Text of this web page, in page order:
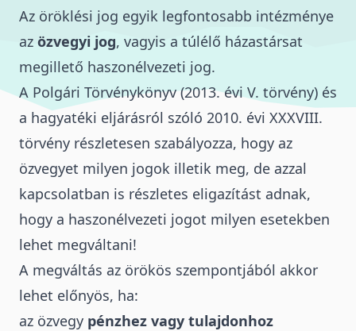
Az öröklési jog egyik legfontosabb intézménye
az özvegyi jog, vagyis a túlélő házastársat
megillető haszonélvezeti jog.
A Polgári Törvénykönyv (2013. évi V. törvény) és
a hagyatéki eljárásról szóló 2010. évi XXXVIII.
törvény részletesen szabályozza, hogy az
özvegyet milyen jogok illetik meg, de azzal
kapcsolatban is részletes eligazítást adnak,
hogy a haszonélvezeti jogot milyen esetekben
lehet megváltani!
A megváltás az örökös szempontjából akkor
lehet előnyös, ha:
az özvegy pénzhez vagy tulajdonhoz